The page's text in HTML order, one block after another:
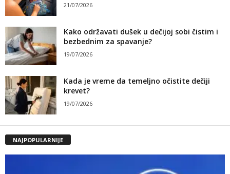
21/07/2026
Kako održavati dušek u dečijoj sobi čistim i
bezbednim za spavanje?
19/07/2026
Kada je vreme da temeljno očistite dečiji
krevet?
19/07/2026
NAJPOPULARNIJE